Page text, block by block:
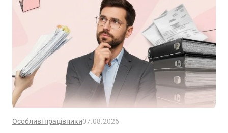
Особливі працівники07.08.2026